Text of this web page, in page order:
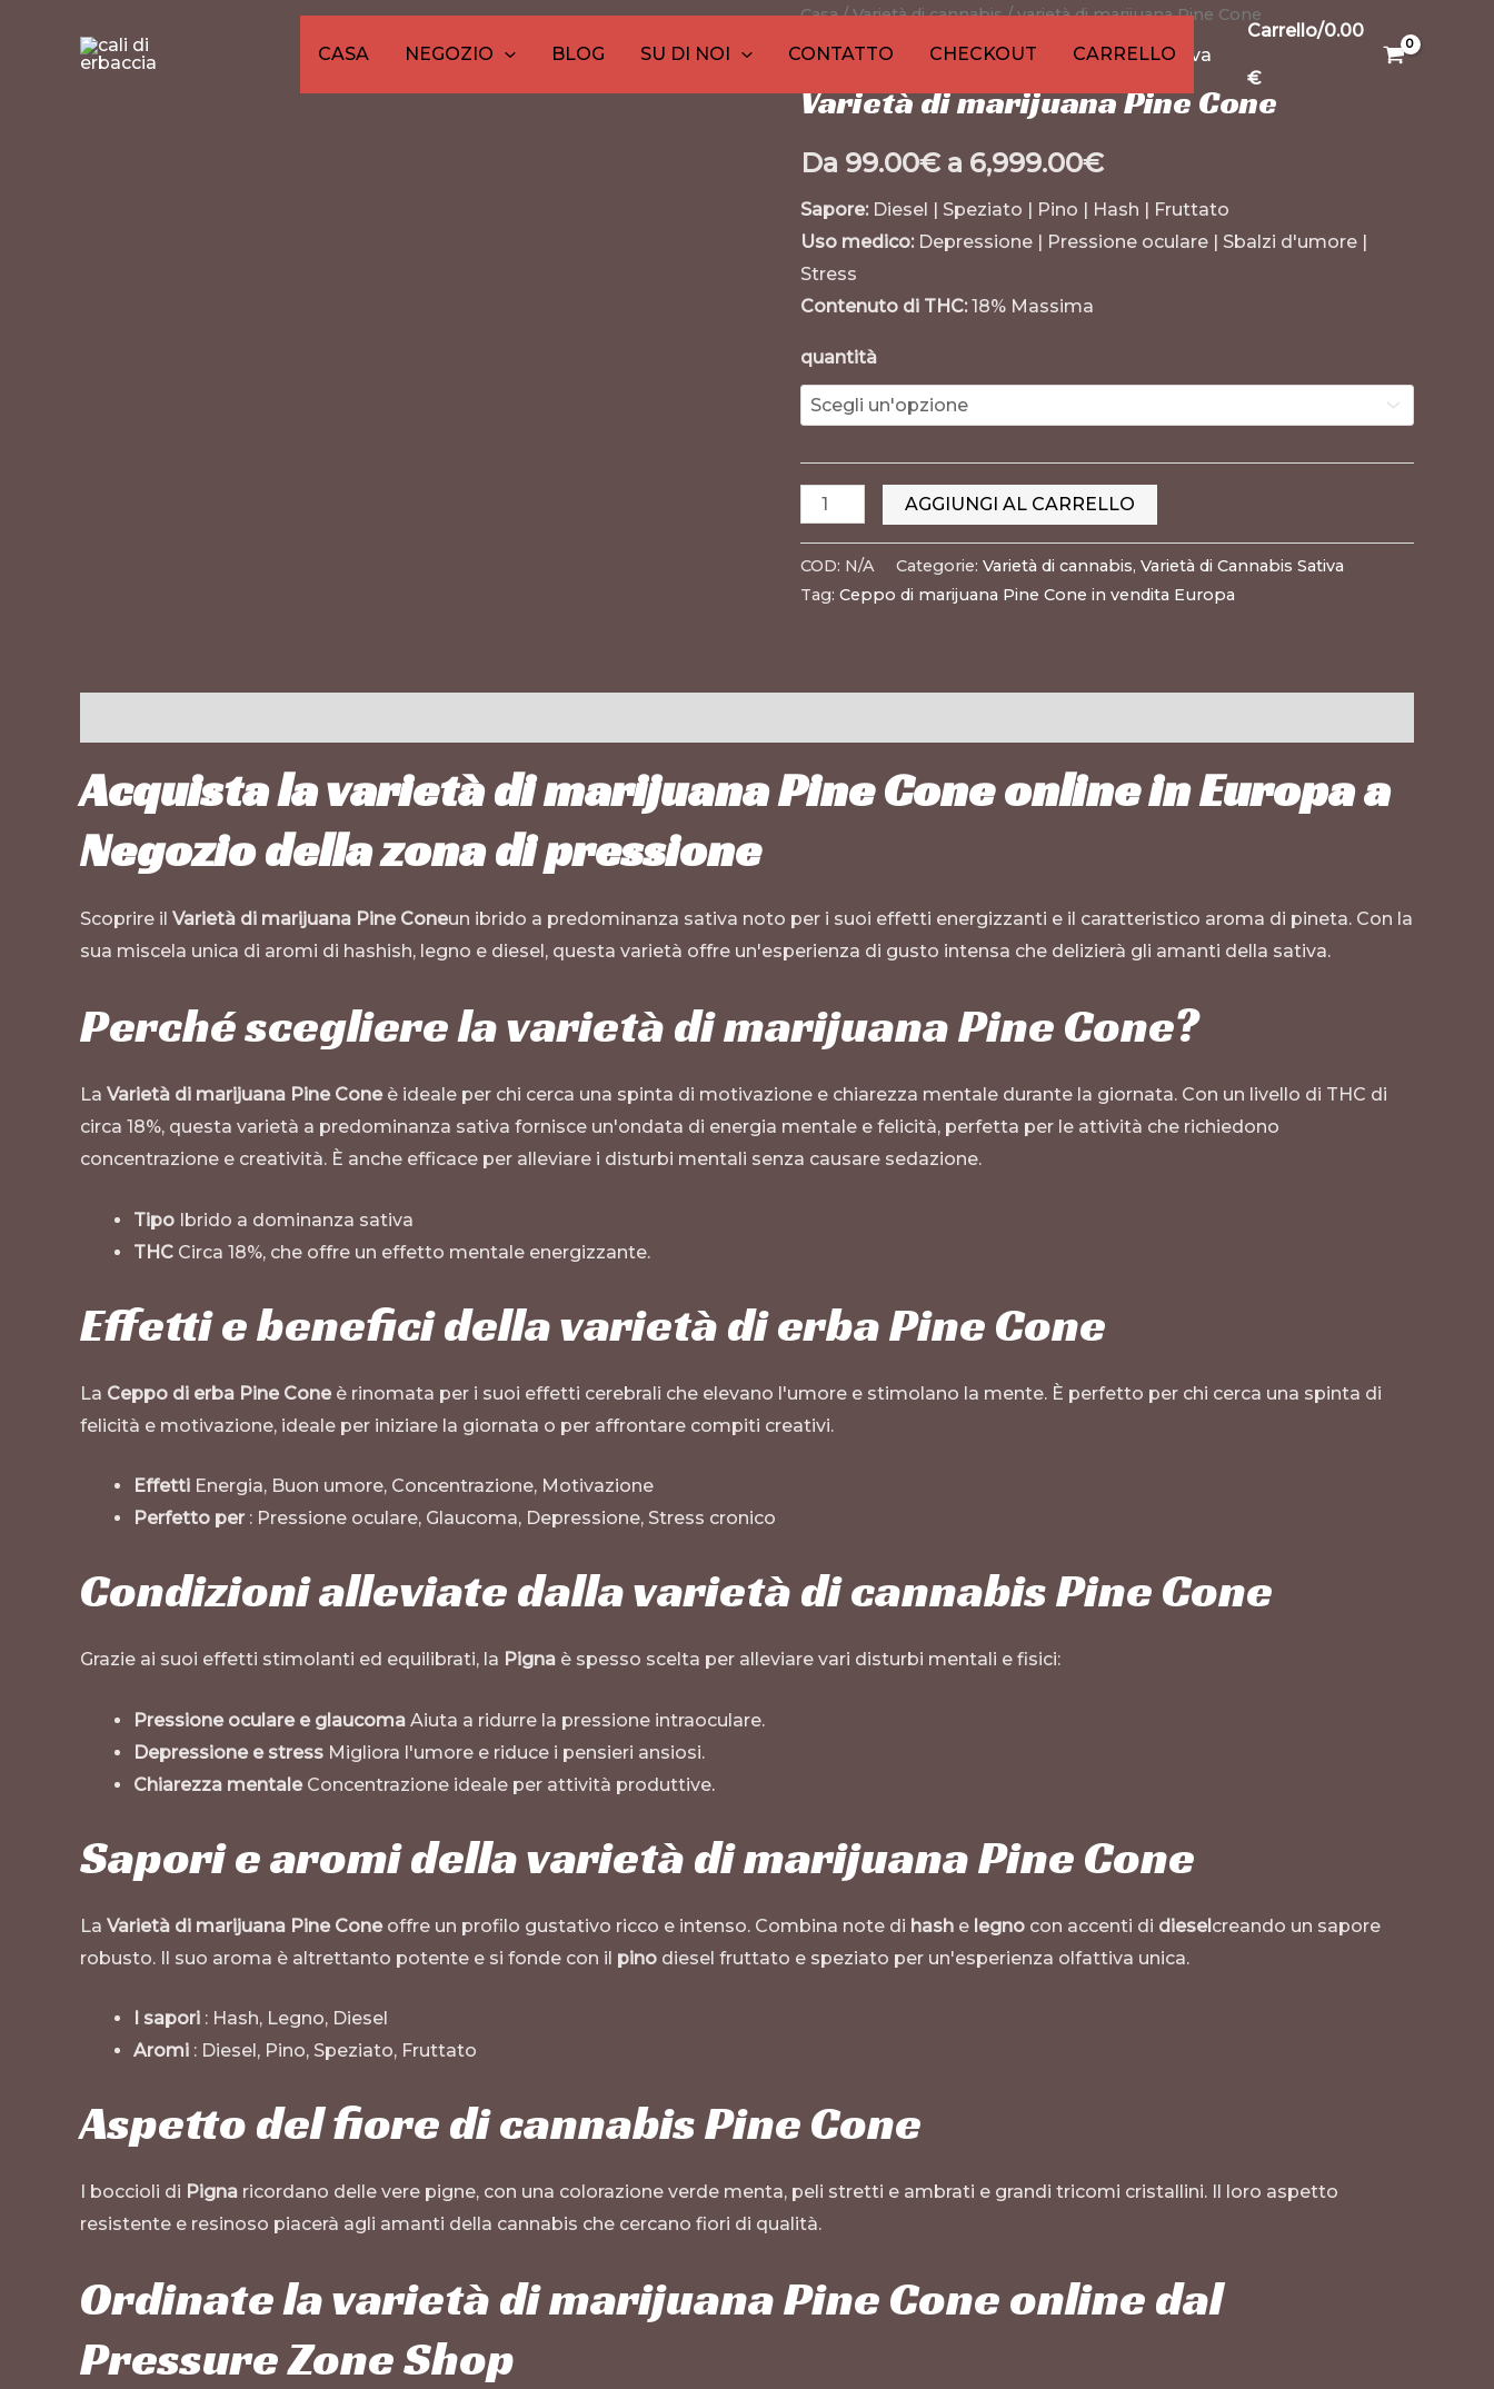
CASA NEGOZIO BLOG SU DI NOI CONTATTO CHECKOUT CARRELLO
Carrello/0.00
€
Casa/Varietà di cannabis/ varietà di marijuana Pine Cone
Varietà di cannabis,Varietà di Cannabis Sativa
Varietà di marijuana Pine Cone
Da 99.00€ a 6,999.00€
Sapore:Diesel | Speziato | Pino | Hash | Fruttato
Uso medico:Depressione | Pressione oculare | Sbalzi d'umore |
Stress
Contenuto di THC:18% Massima
quantità
Pine
Cone
Strain
AGGIUNGI AL CARRELLO
COD: N/A Categorie: Varietà di cannabis, Varietà di Cannabis Sativa
Tag: Ceppo di marijuana Pine Cone in vendita Europa
Acquista la varietà di marijuana Pine Cone online in Europa a
Negozio della zona di pressione
Scoprire il Varietà di marijuana Pine Coneun ibrido a predominanza sativa noto per i suoi effetti energizzanti e il caratteristico aroma di pineta. Con la
sua miscela unica di aromi di hashish, legno e diesel, questa varietà offre un'esperienza di gusto intensa che delizierà gli amanti della sativa.
Perché scegliere la varietà di marijuana Pine Cone?
La Varietà di marijuana Pine Coneè ideale per chi cerca una spinta di motivazione e chiarezza mentale durante la giornata. Con un livello di THC di
circa 18%, questa varietà a predominanza sativa fornisce un'ondata di energia mentale e felicità, perfetta per le attività che richiedono
concentrazione e creatività. È anche efficace per alleviare i disturbi mentali senza causare sedazione.
Tipo Ibrido a dominanza sativa
THC Circa 18%, che offre un effetto mentale energizzante.
Effetti e benefici della varietà di erba Pine Cone
La Ceppo di erba Pine Coneè rinomata per i suoi effetti cerebrali che elevano l'umore e stimolano la mente. È perfetto per chi cerca una spinta di
felicità e motivazione, ideale per iniziare la giornata o per affrontare compiti creativi.
Effetti Energia, Buon umore, Concentrazione, Motivazione
Perfetto per : Pressione oculare, Glaucoma, Depressione, Stress cronico
Condizioni alleviate dalla varietà di cannabis Pine Cone
Grazie ai suoi effetti stimolanti ed equilibrati, la Pigna è spesso scelta per alleviare vari disturbi mentali e fisici:
Pressione oculare e glaucoma Aiuta a ridurre la pressione intraoculare.
Depressione e stress Migliora l'umore e riduce i pensieri ansiosi.
Chiarezza mentaleConcentrazione ideale per attività produttive.
Sapori e aromi della varietà di marijuana Pine Cone
La Varietà di marijuana Pine Coneoffre un profilo gustativo ricco e intenso. Combina note di hash e legno con accenti di dieselcreando un sapore
robusto. Il suo aroma è altrettanto potente e si fonde con il pino diesel fruttato e speziato per un'esperienza olfattiva unica.
I sapori : Hash, Legno, Diesel
Aromi : Diesel, Pino, Speziato, Fruttato
Aspetto del fiore di cannabis Pine Cone
I boccioli di Pigna ricordano delle vere pigne, con una colorazione verde menta, peli stretti e ambrati e grandi tricomi cristallini. Il loro aspetto
resistente e resinoso piacerà agli amanti della cannabis che cercano fiori di qualità.
Ordinate la varietà di marijuana Pine Cone online dal
Pressure Zone Shop
15
prodotti
91
prodotti
1
prodotto
1
prodotto
1
prodotto
30
prodotti
13
prodotti
10
prodotti
12
prodotti
10
prodotti
20
prodotti
13
prodotti
26
prodotti
99
prodotti
20
prodotti
20
prodotti
20
prodotti